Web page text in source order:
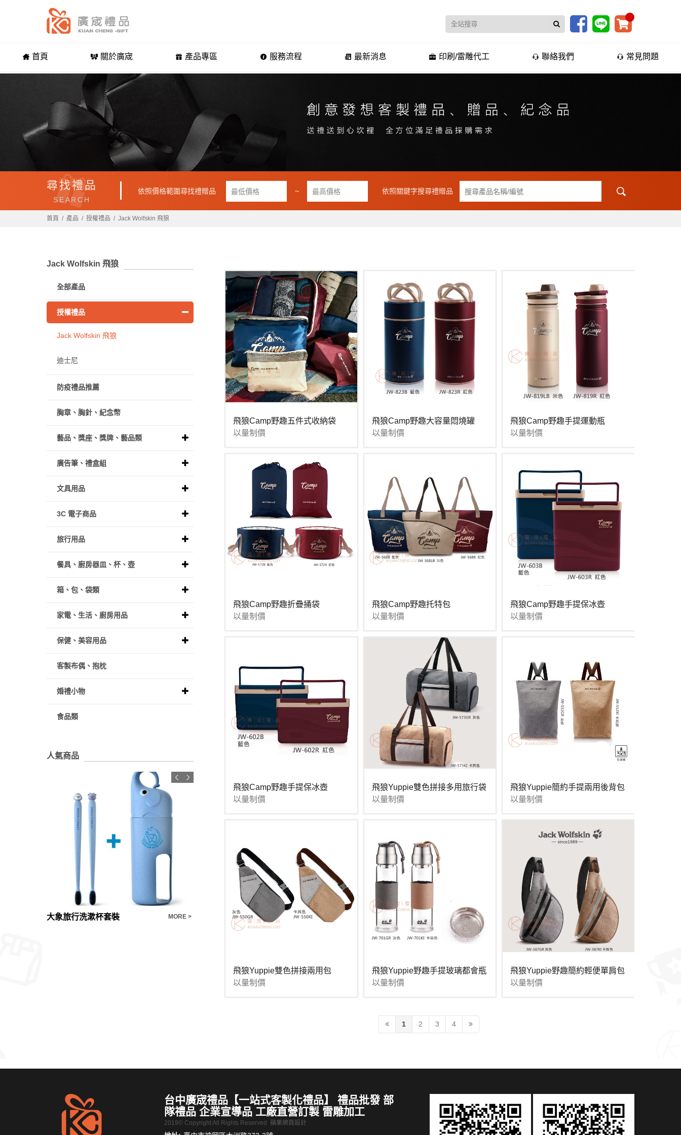
首頁 關於廣宬 產品專區 服務流程 最新消息 印刷/雷雕代工 聯絡我們 常見問題
尋找禮品
SEARCH
依照價格範圍尋找禮贈品 ~ 依照關鍵字搜尋禮贈品
首頁 產品 授權禮品 Jack Wolfskin 飛狼
飛狼Camp野趣五件式收納袋
以量制價
飛狼Camp野趣大容量悶燒罐
以量制價
飛狼Camp野趣手提運動瓶
以量制價
飛狼Camp野趣折疊捅袋
以量制價
飛狼Camp野趣托特包
以量制價
飛狼Camp野趣手提保冰壺
以量制價
飛狼Camp野趣手提保冰壺
以量制價
飛狼Yuppie雙色拼接多用旅行袋
以量制價
飛狼Yuppie簡約手提兩用後背包
以量制價
飛狼Yuppie雙色拼接兩用包
以量制價
飛狼Yuppie野趣手提玻璃都會瓶
以量制價
飛狼Yuppie野趣簡約輕便單肩包
以量制價
1 2 3 4
Jack Wolfskin 飛狼
全部產品
授權禮品
Jack Wolfskin 飛狼
迪士尼
防疫禮品推薦
胸章、胸針、紀念幣
藝品、獎座、獎牌、藝品類
廣告筆、禮盒組
文具用品
3C 電子商品
旅行用品
餐具、廚房器皿、杯、壺
箱、包、袋類
家電、生活、廚房用品
保健、美容用品
客製布偶、抱枕
婚禮小物
食品類
人氣商品
大象旅行洗漱杯套裝 MORE > 禮品推薦咖啡杯碟訂製客製 MORE > 手機三合一USB禮品USB客製 MORE > 客製化禮品馬克杯雅緻含蓋勺磨砂陶杯 MORE >
台中廣宬禮品【一站式客製化禮品】 禮品批發 部
隊禮品 企業宣導品 工廠直營訂製 雷雕加工
2019© Copyright All Rights Reserved 蘋果網頁設計